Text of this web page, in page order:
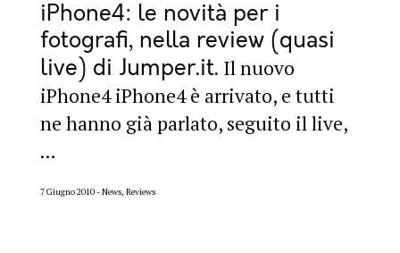
iPhone4: le novità per i
fotografi, nella review (quasi
live) di Jumper.it Il nuovo
iPhone4 iPhone4 è arrivato, e tutti
ne hanno già parlato, seguito il live,
...
7 Giugno 2010 News, Reviews